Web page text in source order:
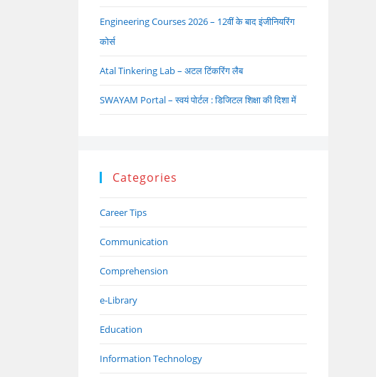
Engineering Courses 2026 – 12वीं के बाद इंजीनियरिंग
कोर्स
Atal Tinkering Lab – अटल टिंकरिंग लैब
SWAYAM Portal – स्वयं पोर्टल : डिजिटल शिक्षा की दिशा में
Categories
Career Tips
Communication
Comprehension
e-Library
Education
Information Technology